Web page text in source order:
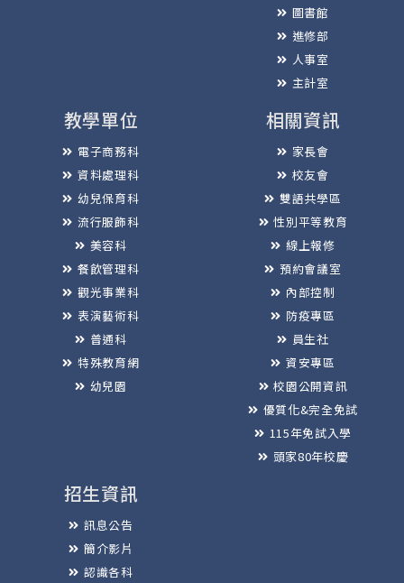
圖書館
進修部
人事室
主計室
教學單位
電子商務科
資料處理科
幼兒保育科
流行服飾科
美容科
餐飲管理科
觀光事業科
表演藝術科
普通科
特殊教育網
幼兒園
相關資訊
家長會
校友會
雙語共學區
性別平等教育
線上報修
預約會議室
內部控制
防疫專區
員生社
資安專區
校園公開資訊
優質化&完全免試
115年免試入學
頭家80年校慶
招生資訊
訊息公告
簡介影片
認識各科